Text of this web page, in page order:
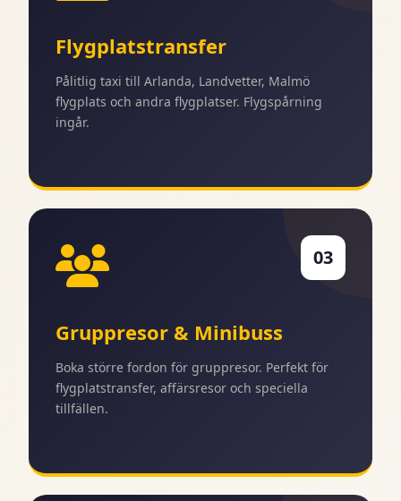
Flygplatstransfer
Pålitlig taxi till Arlanda, Landvetter, Malmö
flygplats och andra flygplatser. Flygspårning
ingår.
03
Gruppresor & Minibuss
Boka större fordon för gruppresor. Perfekt för
flygplatstransfer, affärsresor och speciella
tillfällen.